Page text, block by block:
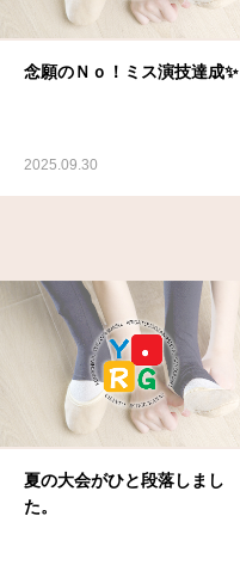
念願のＮｏ！ミス演技達成✨
2025.09.30
夏の大会がひと段落しまし
た。